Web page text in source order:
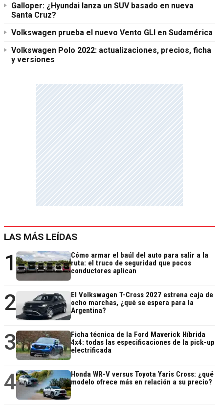
Galloper: ¿Hyundai lanza un SUV basado en nueva
Santa Cruz?
Volkswagen prueba el nuevo Vento GLI en Sudamérica
Volkswagen Polo 2022: actualizaciones, precios, ficha
y versiones
LAS MÁS LEÍDAS
1
Cómo armar el baúl del auto para salir a la
ruta: el truco de seguridad que pocos
conductores aplican
2
El Volkswagen T-Cross 2027 estrena caja de
ocho marchas, ¿qué se espera para la
Argentina?
3
Ficha técnica de la Ford Maverick Híbrida
4x4: todas las especificaciones de la pick-up
electrificada
4
Honda WR-V versus Toyota Yaris Cross: ¿qué
modelo ofrece más en relación a su precio?